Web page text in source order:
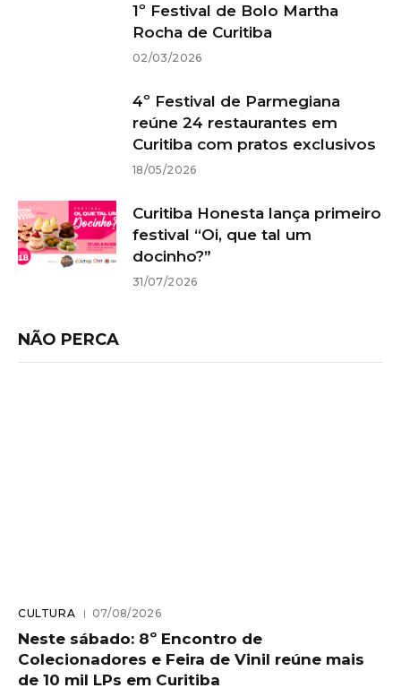
1º Festival de Bolo Martha
Rocha de Curitiba
02/03/2026
4º Festival de Parmegiana
reúne 24 restaurantes em
Curitiba com pratos exclusivos
18/05/2026
Curitiba Honesta lança primeiro
festival “Oi, que tal um
docinho?”
31/07/2026
NÃO PERCA
CULTURA 07/08/2026
Neste sábado: 8º Encontro de
Colecionadores e Feira de Vinil reúne mais
de 10 mil LPs em Curitiba